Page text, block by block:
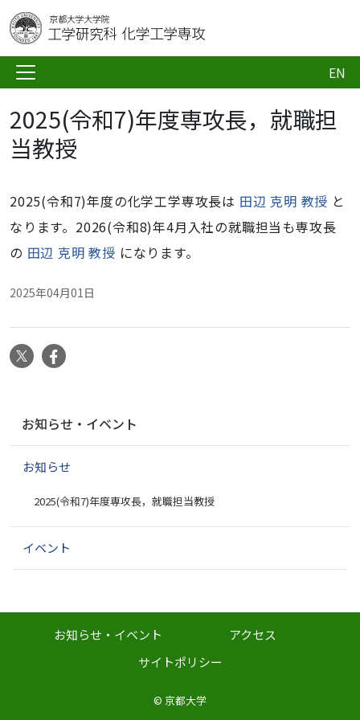
EN
2025(令和7)年度専攻長，就職担
当教授
2025(令和7)年度の化学工学専攻長は 田辺 克明 教授 と
なります。2026(令和8)年4月入社の就職担当も専攻長
の 田辺 克明 教授 になります。
2025年04月01日
X
ゲ
ン
お知らせ・イベント
お知らせ
2025(令和7)年度専攻長，就職担当教授
イベント
© 京都大学
お知らせ・イベント
アクセス
サイトポリシー